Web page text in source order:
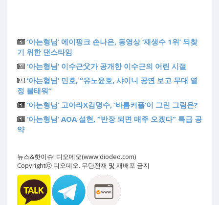
‘아는형님’ 에이핑크 손나은, 동영상 ‘재생수 1위’ 되찾
기 위한 댄스타임
‘아는형님’ 이수근父가 공개한 이수근의 어린 시절
‘아는형님’ 민호, “유노윤호, 샤이니 공연 보고 무대 열
정 불태워”
‘아는형님’ 고아라X김명수, ‘바름커플’이 그린 그림은?
‘아는형님’ AOA 설현, “반장 되면 매주 오겠다” 특급 공
약
뉴스&핫이슈! 디오데오(www.diodeo.com)
Copyrightⓒ 디오데오. 무단전재 및 재배포 금지